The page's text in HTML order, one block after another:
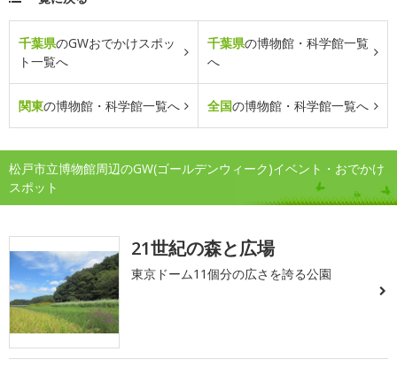
千葉県のGWおでかけスポッ
ト一覧へ
千葉県の博物館・科学館一覧
へ
関東の博物館・科学館一覧へ 全国の博物館・科学館一覧へ
松戸市立博物館周辺のGW(ゴールデンウィーク)イベント・おでかけ
スポット
21世紀の森と広場
東京ドーム11個分の広さを誇る公園